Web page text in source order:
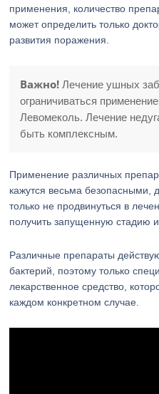
применения, количество
может определить только
развития поражения.
Важно! Лечение ушных
ограничиваться
Левомеколь. Лечение
быть комплексным.
Применение различных
кажутся весьма безопасными,
только не продвинуться в
получить запущенную стадию
Различные препараты
бактерий, поэтому только
лекарственное средство,
каждом конкретном случае.